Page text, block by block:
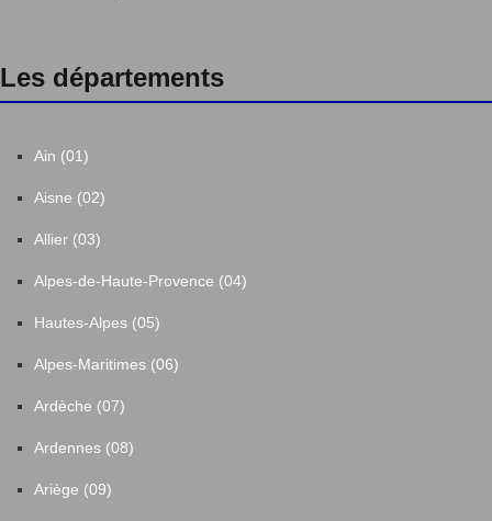
Les départements
Ain (01)
Aisne (02)
Allier (03)
Alpes-de-Haute-Provence (04)
Hautes-Alpes (05)
Alpes-Maritimes (06)
Ardèche (07)
Ardennes (08)
Ariège (09)